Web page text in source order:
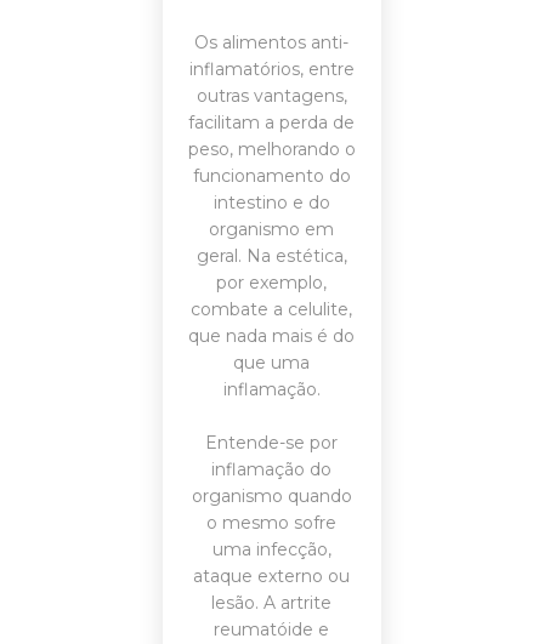
Os alimentos anti-
inflamatórios, entre
outras vantagens,
facilitam a perda de
peso, melhorando o
funcionamento do
intestino e do
organismo em
geral. Na estética,
por exemplo,
combate a celulite,
que nada mais é do
que uma
inflamação.
Entende-se por
inflamação do
organismo quando
o mesmo sofre
uma infecção,
ataque externo ou
lesão. A artrite
reumatóide e